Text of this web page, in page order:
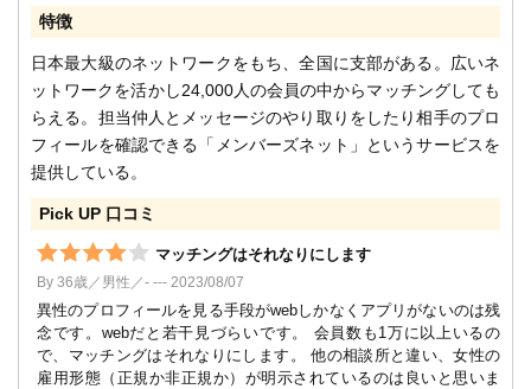
特徴
日本最大級のネットワークをもち、全国に支部がある。広いネ
ットワークを活かし24,000人の会員の中からマッチングしても
らえる。担当仲人とメッセージのやり取りをしたり相手のプロ
フィールを確認できる「メンバーズネット」というサービスを
提供している。
Pick UP 口コミ
マッチングはそれなりにします
By 36歳／男性／- --- 2023/08/07
異性のプロフィールを見る手段がwebしかなくアプリがないのは残
念です。webだと若干見づらいです。 会員数も1万に以上いるの
で、マッチングはそれなりにします。 他の相談所と違い、女性の
雇用形態（正規か非正規か）が明示されているのは良いと思いま